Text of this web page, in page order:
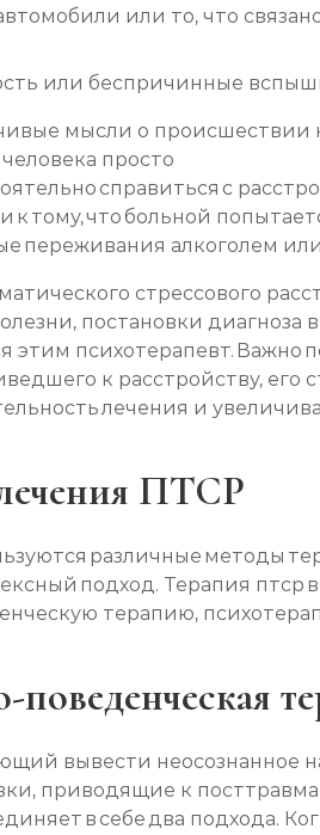
или то, что
или беспричинные
мысли о происшествии
просто
справиться с
к тому, что больной
переживания алкоголем
стрессового
постановки диагноза
этим психотерапевт. Важно
к расстройству, его
лечения и
ПТСР
различные методы
подход. Терапия птср
терапию,
вывести неосознанное
приводящие к
в себе два подхода.